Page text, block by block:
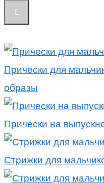
Прически для
образы
Прически на
Стрижки для